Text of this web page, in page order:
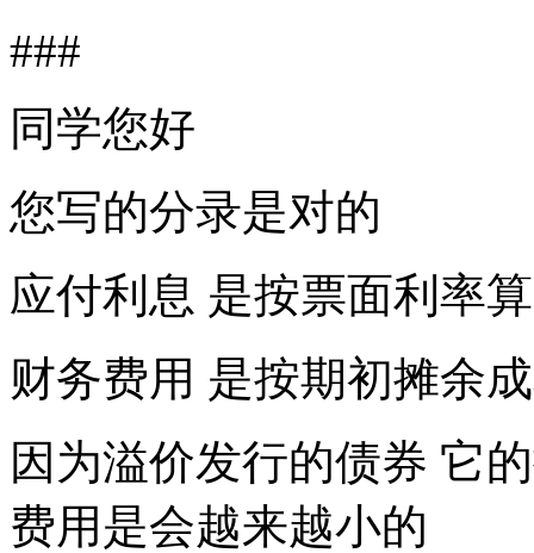
###
同学您好
您写的分录是对的
应付利息 是按票面利率
财务费用 是按期初摊余
因为溢价发行的债券 它
费用是会越来越小的